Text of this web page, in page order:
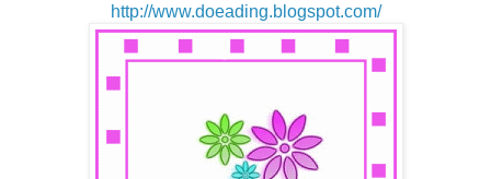
http://www.doeading.blogspot.com/